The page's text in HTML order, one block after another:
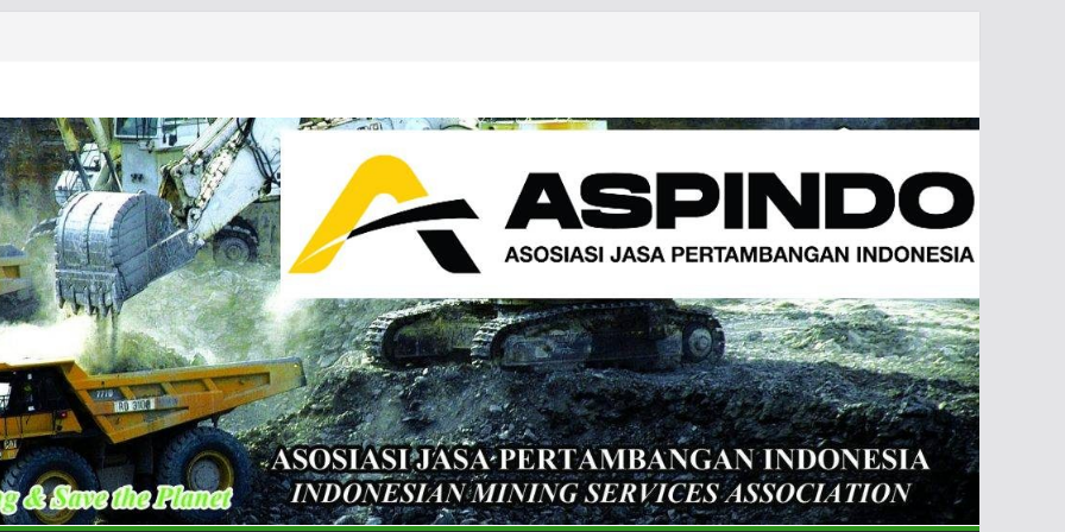
2026
of the International
Indonesia 2026 and CT
& Expo 2026